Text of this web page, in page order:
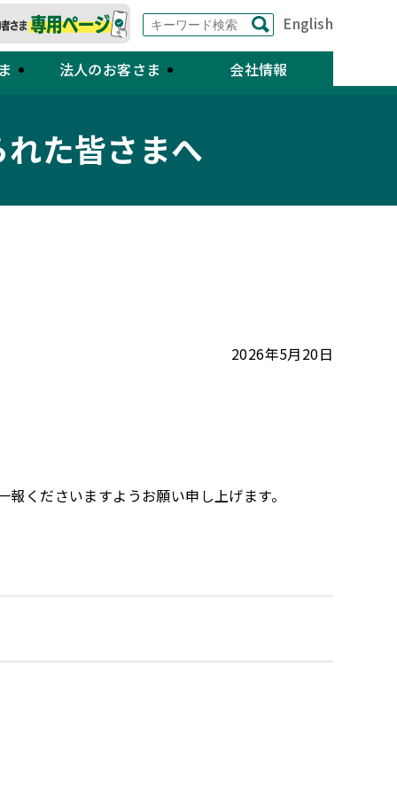
English
法人のお客さま 会社情報
た皆さまへ
2026年5月20日
くださいますようお願い申し上げます。